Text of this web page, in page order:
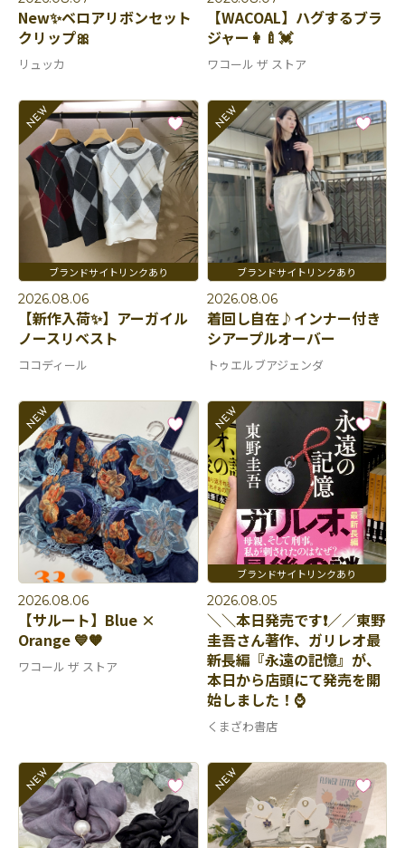
New✨ベロアリボンセット
クリップ🎀
リュッカ
【WACOAL】ハグするブラ
ジャー👩‍🍼💓
ワコール ザ ストア
2026.08.06
【新作入荷✨】アーガイル
ノースリベスト
ココディール
2026.08.06
着回し自在♪インナー付き
シアープルオーバー
トゥエルブアジェンダ
2026.08.06
【サルート】Blue ×
Orange 💙🧡
ワコール ザ ストア
2026.08.05
＼＼本日発売です❗️／／東野
圭吾さん著作、ガリレオ最
新長編『永遠の記憶』が、
本日から店頭にて発売を開
始しました！⌚️
くまざわ書店